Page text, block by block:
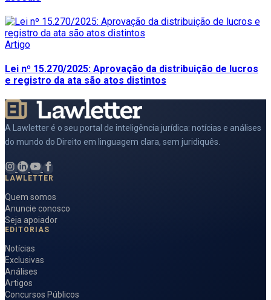
Artigo
Lei nº 15.270/2025: Aprovação da distribuição de lucros
e registro da ata são atos distintos
A Lawletter é o seu portal de inteligência jurídica: notícias e análises
do mundo do Direito em linguagem clara, sem juridiquês.
LAWLETTER
Quem somos
Anuncie conosco
Seja apoiador
EDITORIAS
Notícias
Exclusivas
Análises
Artigos
Concursos Públicos